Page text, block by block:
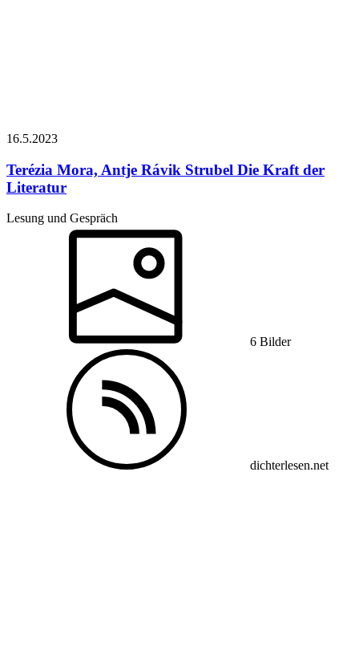
16.5.2023
Terézia Mora, Antje Rávik Strubel Die Kraft der
Literatur
Lesung und Gespräch
6 Bilder
dichterlesen.net